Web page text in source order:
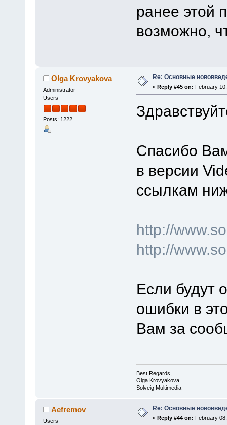
ранее этой
возможно,
Olga Krovyakova
Administrator
Users
Posts: 1222
Re: Основные
« Reply #45 on: February
Спасибо
в версии
ссылкам
http://
http://
Если будут
ошибки в
Вам за
Best Regards,
Olga Krovyakova
Solveig Multimedia
Aefremov
Users
Re: Основные
« Reply #44 on: February